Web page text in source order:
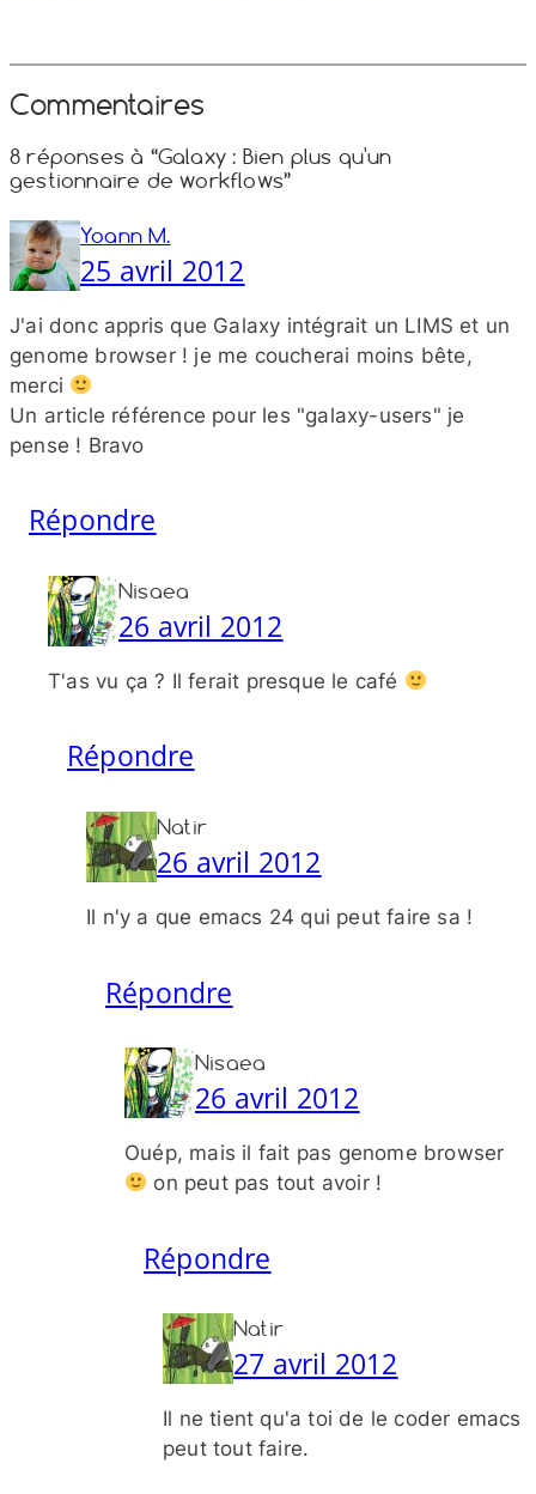
Commentaires
8 réponses à “Galaxy : Bien plus qu'un
gestionnaire de workflows”
Yoann M.
25 avril 2012
J'ai donc appris que Galaxy intégrait un LIMS et un
genome browser ! je me coucherai moins bête,
merci
Un article référence pour les "galaxy-​users" je
pense ! Bravo
Répondre
Nisaea
26 avril 2012
T'as vu ça ? Il ferait presque le café
Répondre
Natir
26 avril 2012
Il n'y a que emacs 24 qui peut faire sa !
Répondre
Nisaea
26 avril 2012
Ouép, mais il fait pas genome browser
on peut pas tout avoir !
Répondre
Natir
27 avril 2012
Il ne tient qu'a toi de le coder emacs
peut tout faire.